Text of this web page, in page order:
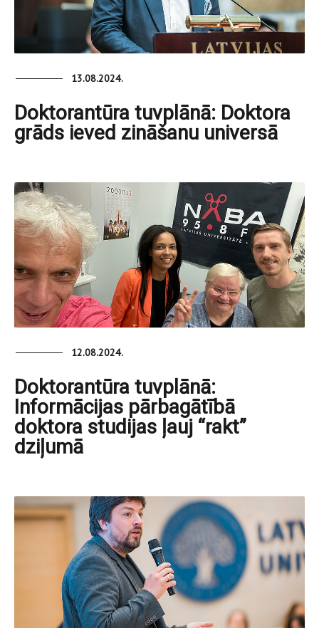
13.08.2024.
Doktorantūra tuvplānā: Doktora
grāds ieved zināšanu universā
12.08.2024.
Doktorantūra tuvplānā:
Informācijas pārbagātībā
doktora studijas ļauj “rakt”
dziļumā